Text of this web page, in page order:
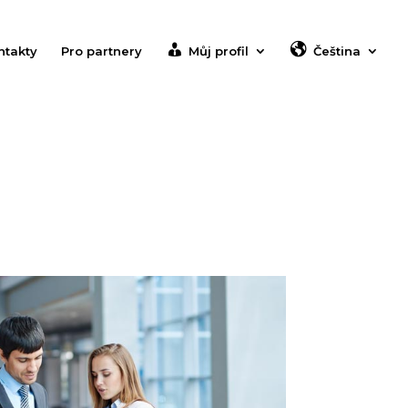
Pro partnery Můj profil Čeština